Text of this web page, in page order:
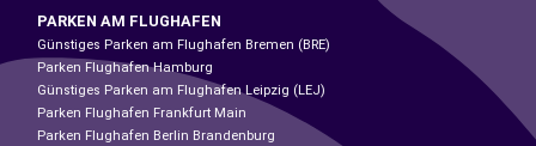
PARKEN AM FLUGHAFEN
Günstiges Parken am Flughafen Bremen (BRE)
Parken Flughafen Hamburg
Günstiges Parken am Flughafen Leipzig (LEJ)
Parken Flughafen Frankfurt Main
Parken Flughafen Berlin Brandenburg